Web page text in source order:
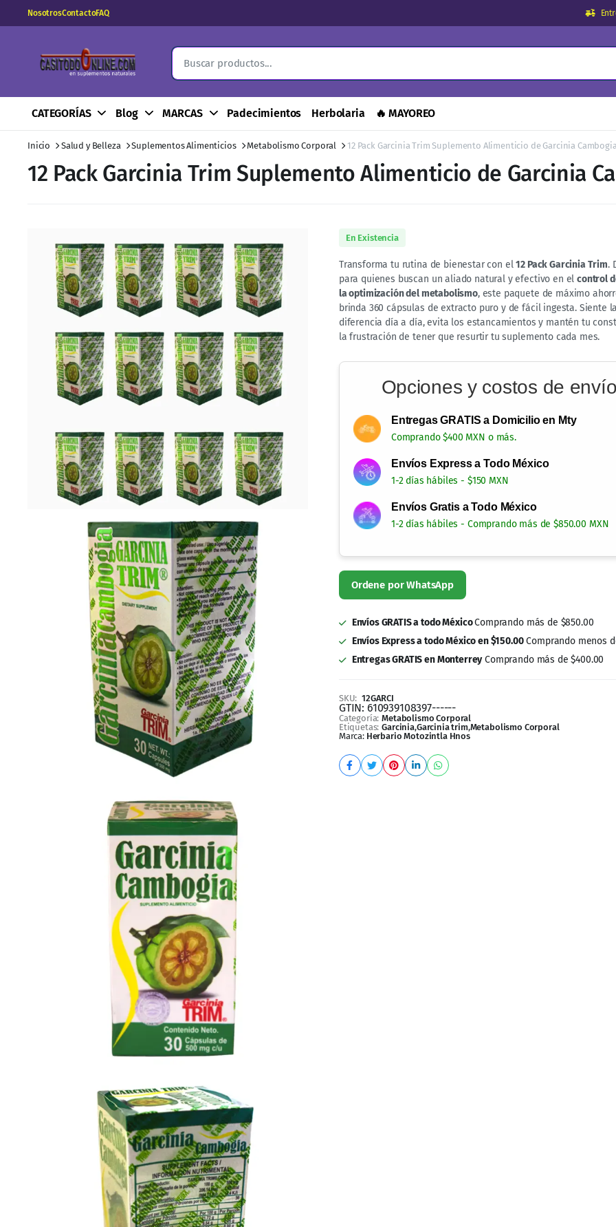
NosotrosContactoFAQ
CATEGORÍAS Blog MARCAS Padecimientos Herbolaria 🔥 MAYOREO
Inicio Salud y Belleza Suplementos Alimenticios Metabolismo Corporal 12 Pack Garcinia Trim Suplemento Alimenticio de Garcinia
12 Pack Garcinia Trim Suplemento Alimenticio de Garcinia
En Existencia
Transforma tu rutina de bienestar con el12 Pack Garcinia Trim.
para quienes buscan un aliado natural y efectivo en elcontrol
la optimización del metabolismo, este paquete de máximo
brinda 360 cápsulas de extracto puro y de fácil ingesta. Siente la
diferencia día a día, evita los estancamientos y mantén tu
la frustración de tener que resurtir tu suplemento cada mes.
Opciones y costos de envío
Entregas GRATIS a Domicilio en Mty
Comprando $400 MXN o más.
Envíos Express a Todo México
1-2 días hábiles - $150 MXN
Envíos Gratis a Todo México
1-2 días hábiles - Comprando más de $850.00 MXN
Envíos GRATIS a todo México
Envíos Express a todo México en $150.00
Entregas GRATIS en Monterrey
Comprando más de $400.00
SKU: 12GARCI
GTIN: 610939108397------
Marca:Herbario Motozintla Hnos
Información adicional
12 Pack Garcinia Trim: Extracto Natural para el Control de tu Peso y Metabolismo
¿Por qué elegir el 12 Pack Garcinia Trim?
Extracto Natural Premium:Formulado con Garcinia Cambogia (Garcinia cambogia L.) pura que actúa en sintonía
Impulso Metabólico Diario: Ayuda de forma activa a optimizar tu metabolismo, convirtiéndose en el auxiliar ideal
Ahorro y Constancia Garantizada:Su presentación inteligente en paquete de 12 unidades (360 cápsulas en total) te
clave del éxito es la constancia!
Ingesta Cómoda y Rápida:Las cápsulas de gelatina suave permiten una disolución y absorción rápida,
Descripción y Soluciones Reales: Tu Aliado en el Día a Día
¿Sientes que tu metabolismo se ha vuelto lento o te cuesta mantener a raya esos antojos repentinos a pesar de
necesita. Al aprovechar los beneficios legendarios de la
favorecer la quema calórica junto con tu actividad diaria.
Sabemos que la interrupción de un suplemento rompe el progreso. Por eso, este mega paquete de ahorro con 360
Tabla Nutrimental y Especificaciones
Tamaño de la porción sugerida
Ingrediente Activo Principal
Composición de la Cápsula